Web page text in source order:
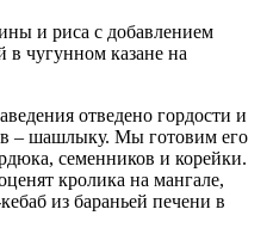
и риса с добавлением
чугунном казане на
отведено гордости и
– шашлыку. Мы готовим его
семенников и корейки.
кролика на мангале,
из бараньей печени в